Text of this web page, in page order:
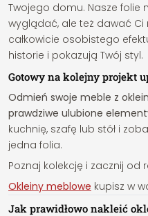
Twojego domu. Nasze folie
wyglądać, ale też dawać
całkowicie osobistego
historie i pokazują Twój styl.
Gotowy na kolejny projekt
Odmień swoje meble z
prawdziwe ulubione
kuchnię, szafę lub stół i
jedna folia.
Poznaj kolekcję i zacznij od
Okleiny meblowe kupisz w
Jak prawidłowo nakleić